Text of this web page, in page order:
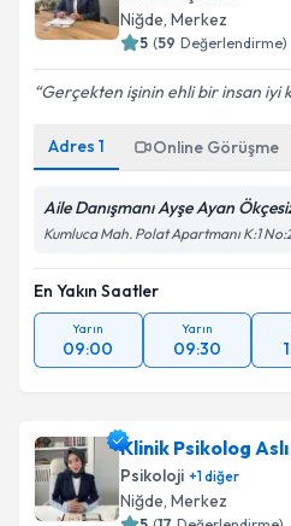
Niğde, Merkez
5 (59 Değerlendirme)
Gerçekten işinin ehli bir insan iyi
Adres 1 Online Görüşme
Aile Danışmanı Ayşe Ayan
Kumluca Mah. Polat Apartmanı K:1
En Yakın Saatler
Yarın
09:00
Yarın
09:30
Klinik Psikolog
Psikoloji +1diğer
Niğde, Merkez